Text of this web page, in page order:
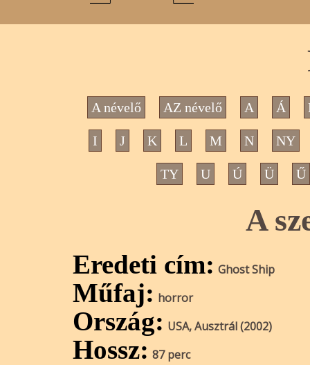
A névelő AZ névelő A Á
I J K L M N NY
TY U Ú Ü Ű
A
Eredeti cím: Ghost Ship
Műfaj: horror
Ország: USA, Ausztrál (2002)
Hossz: 87 perc